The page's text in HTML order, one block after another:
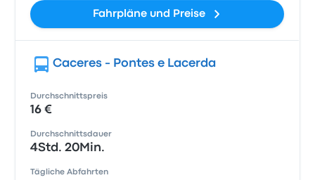
Fahrpläne und Preise
Caceres - Pontes e Lacerda
Durchschnittspreis
16 €
Durchschnittsdauer
4Std. 20Min.
Tägliche Abfahrten